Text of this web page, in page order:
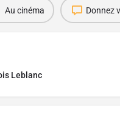
Au cinéma Donnez
Leblanc